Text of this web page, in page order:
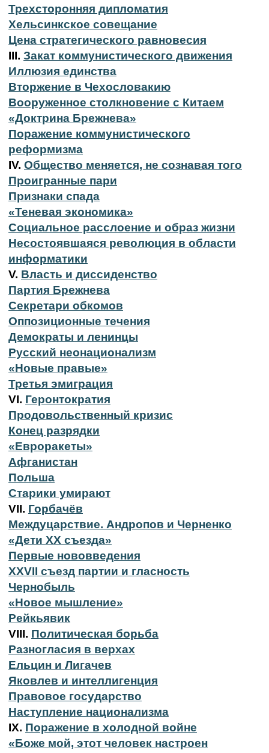
Трехсторонняя дипломатия
Хельсинкское совещание
Цена стратегического равновесия
III. Закат коммунистического движения
Иллюзия единства
Вторжение в Чехословакию
Вооруженное столкновение с Китаем
«Доктрина Брежнева»
Поражение коммунистического
реформизма
IV. Общество меняется, не сознавая того
Проигранные пари
Признаки спада
«Теневая экономика»
Социальное расслоение и образ жизни
Несостоявшаяся революция в области
информатики
V. Власть и диссиденство
Партия Брежнева
Секретари обкомов
Оппозиционные течения
Демократы и ленинцы
Русский неонационализм
«Новые правые»
Третья эмиграция
VI. Геронтократия
Продовольственный кризис
Конец разрядки
«Евроракеты»
Афганистан
Польша
Старики умирают
VII. Горбачёв
Междуцарствие. Андропов и Черненко
«Дети XX съезда»
Первые нововведения
XXVII съезд партии и гласность
Чернобыль
«Новое мышление»
Рейкьявик
VIII. Политическая борьба
Разногласия в верхах
Ельцин и Лигачев
Яковлев и интеллигенция
Правовое государство
Наступление национализма
IX. Поражение в холодной войне
«Боже мой, этот человек настроен